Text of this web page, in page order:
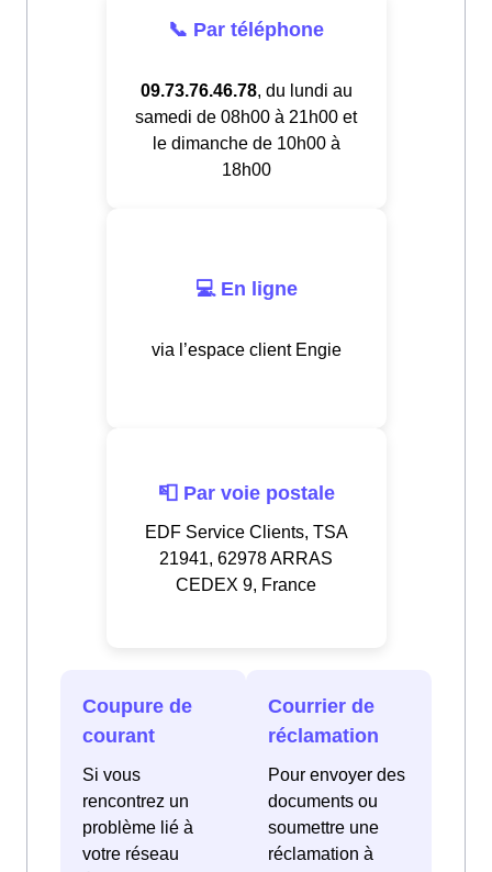
📞 Par téléphone
09.73.76.46.78, du lundi au
samedi de 08h00 à 21h00 et
le dimanche de 10h00 à
18h00
💻 En ligne
via l’espace client Engie
📮 Par voie postale
EDF Service Clients, TSA
21941, 62978 ARRAS
CEDEX 9, France
Coupure de
courant
Si vous
rencontrez un
problème lié à
votre réseau
Courrier de
réclamation
Pour envoyer des
documents ou
soumettre une
réclamation à